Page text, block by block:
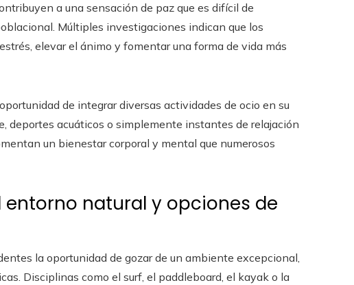
a una sensación de paz que es difícil de
Múltiples investigaciones indican que los
elevar el ánimo y fomentar una forma de vida más
de integrar diversas actividades de ocio en su
deportes acuáticos o simplemente instantes de relajación
un bienestar corporal y mental que numerosos
natural y opciones de
la oportunidad de gozar de un ambiente excepcional,
Disciplinas como el surf, el paddleboard, el kayak o la